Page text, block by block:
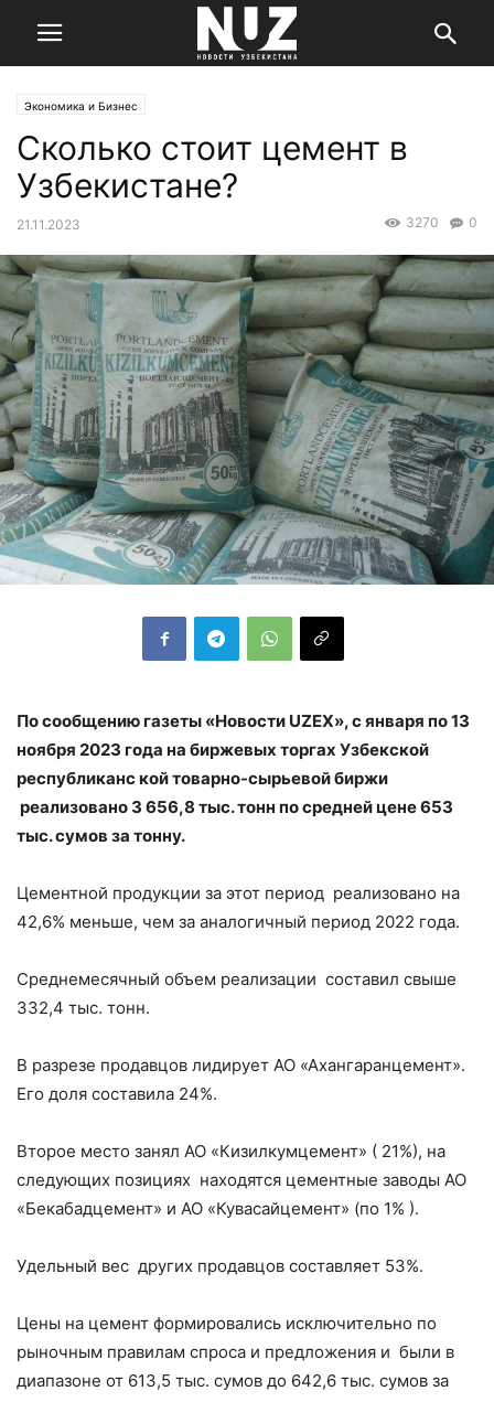
Экономика и Бизнес
Сколько стоит цемент в
Узбекистане?
21.11.2023 0
3270
По сообщению газеты «Новости UZEX», с января по 13
ноября 2023 года на биржевых торгах Узбекской
республиканс кой товарно-сырьевой биржи
реализовано 3 656,8 тыс. тонн по средней цене 653
тыс. сумов за тонну.
Цементной продукции за этот период реализовано на
42,6% меньше, чем за аналогичный период 2022 года.
Среднемесячный объем реализации составил свыше
332,4 тыс. тонн.
В разрезе продавцов лидирует АО «Ахангаранцемент».
Его доля составила 24%.
Второе место занял АО «Кизилкумцемент» ( 21%), на
следующих позициях находятся цементные заводы АО
«Бекабадцемент» и АО «Кувасайцемент» (по 1% ).
Удельный вес других продавцов составляет 53%.
Цены на цемент формировались исключительно по
рыночным правилам спроса и предложения и были в
диапазоне от 613,5 тыс. сумов до 642,6 тыс. сумов за